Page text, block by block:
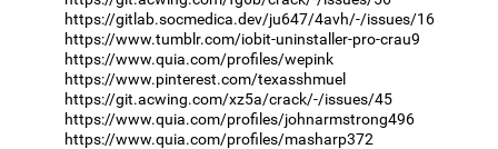
https://gitlab.socmedica.dev/ju647/4avh/-/issues/16
https://www.tumblr.com/iobit-uninstaller-pro-crau9
https://www.quia.com/profiles/wepink
https://www.pinterest.com/texasshmuel
https://git.acwing.com/xz5a/crack/-/issues/45
https://www.quia.com/profiles/johnarmstrong496
https://www.quia.com/profiles/masharp372